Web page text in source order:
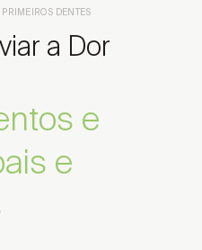
PRIMEIROS DENTES
a Dor
e
e